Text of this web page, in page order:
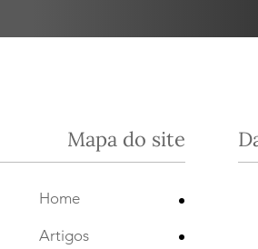
Mapa do site
Home
Artigos
•
•